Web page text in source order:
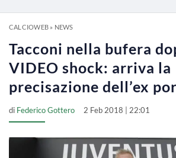
CALCIOWEB» NEWS
Tacconi nella bufera
VIDEO shock: arriva la
precisazione dell’ex
di Federico Gottero 2 Feb 2018 | 22:01